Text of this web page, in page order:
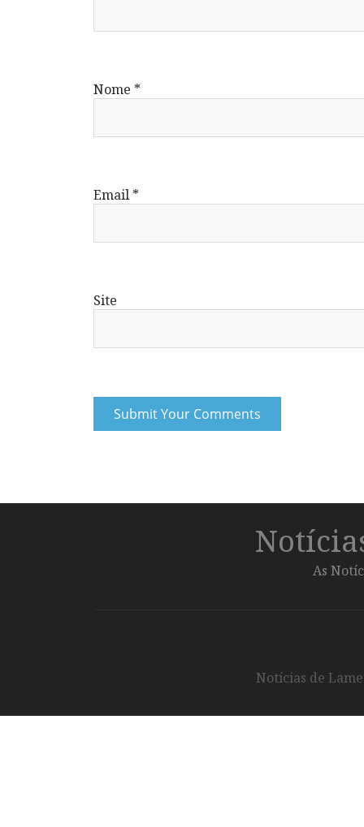
Nome *
Email *
Site
As
Notícias de